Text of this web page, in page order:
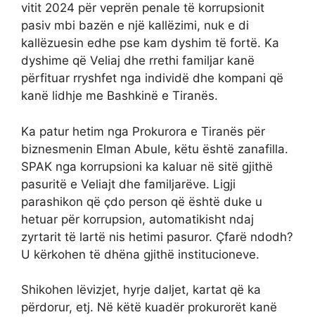
vitit 2024 për veprën penale të korrupsionit
pasiv mbi bazën e një kallëzimi, nuk e di
kallëzuesin edhe pse kam dyshim të fortë. Ka
dyshime që Veliaj dhe rrethi familjar kanë
përfituar rryshfet nga individë dhe kompani që
kanë lidhje me Bashkinë e Tiranës.
Ka patur hetim nga Prokurora e Tiranës për
biznesmenin Elman Abule, këtu është zanafilla.
SPAK nga korrupsioni ka kaluar në sitë gjithë
pasuritë e Veliajt dhe familjarëve. Ligji
parashikon që çdo person që është duke u
hetuar për korrupsion, automatikisht ndaj
zyrtarit të lartë nis hetimi pasuror. Çfarë ndodh?
U kërkohen të dhëna gjithë institucioneve.
Shikohen lëvizjet, hyrje daljet, kartat që ka
përdorur, etj. Në këtë kuadër prokurorët kanë